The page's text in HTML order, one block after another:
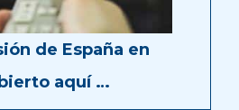
de España en
aquí …